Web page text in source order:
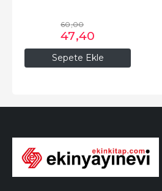
Sepete Ekle
60,00
47,40